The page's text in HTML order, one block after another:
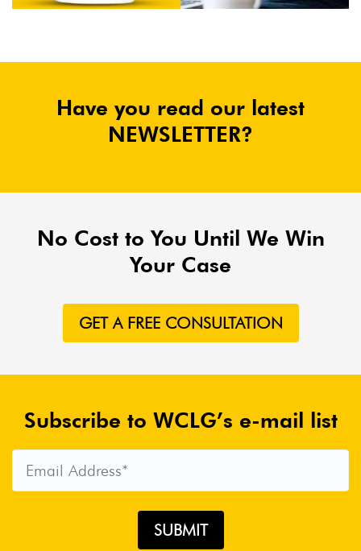
Have you read our latest
NEWSLETTER?
No Cost to You Until We Win
Your Case
GET A FREE CONSULTATION
Subscribe to WCLG’s e-mail list